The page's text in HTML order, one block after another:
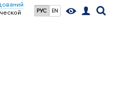
РУС EN